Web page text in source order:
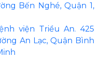
Bến Nghé, Quận 1,
viện Triều An. 425
An Lạc, Quận Bình